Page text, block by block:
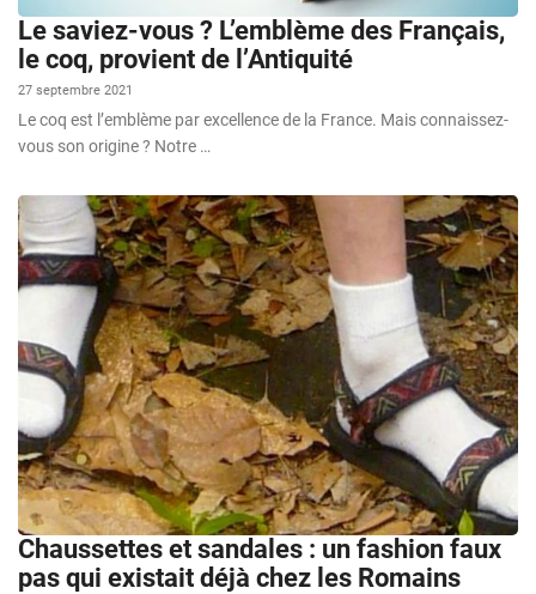
Le saviez-vous ? L’emblème des Français,
le coq, provient de l’Antiquité
27 septembre 2021
Le coq est l’emblème par excellence de la France. Mais connaissez-
vous son origine ? Notre …
Chaussettes et sandales : un fashion faux
pas qui existait déjà chez les Romains